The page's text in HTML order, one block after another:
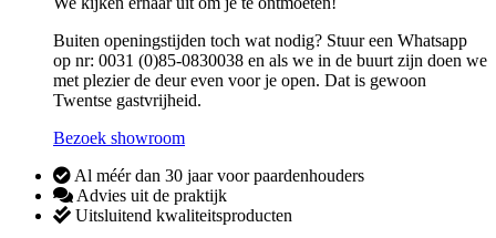
Buiten openingstijden toch wat nodig? Stuur een Whatsapp
op nr: 0031 (0)85-0830038 en als we in de buurt zijn doen we
met plezier de deur even voor je open. Dat is gewoon
Twentse gastvrijheid.
Bezoek showroom
Al méér dan 30 jaar voor paardenhouders
Advies uit de praktijk
Uitsluitend kwaliteitsproducten